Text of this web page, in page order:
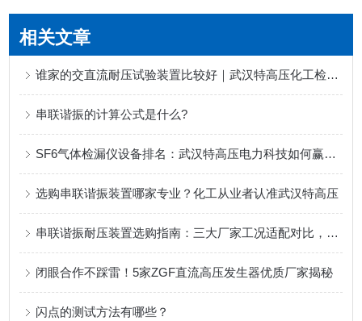
相关文章
谁家的交直流耐压试验装置比较好｜武汉特高压化工检测方案
串联谐振的计算公式是什么?
SF6气体检漏仪设备排名：武汉特高压电力科技如何赢得用户信赖
选购串联谐振装置哪家专业？化工从业者认准武汉特高压
串联谐振耐压装置选购指南：三大厂家工况适配对比，适配化工电力试验场景
闭眼合作不踩雷！5家ZGF直流高压发生器优质厂家揭秘
闪点的测试方法有哪些？